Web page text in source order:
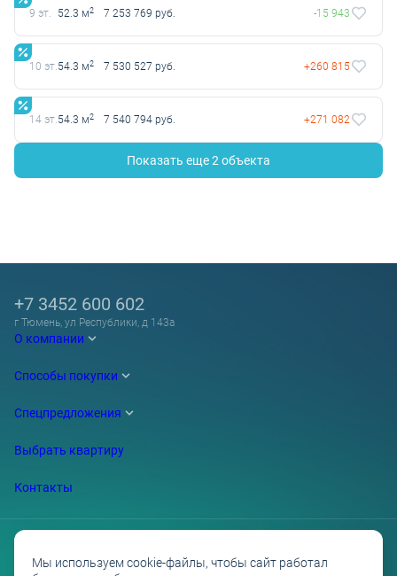
9 эт. 52.3 м2 7 253 769 руб. -15 943
10 эт.54.3 м2 7 530 527 руб. +260 815
14 эт.54.3 м2 7 540 794 руб. +271 082
Показать еще 2 объектa
О компании
Способы покупки
Спецпредложения
Выбрать квартиру
Контакты
+7 3452 600 602
г Тюмень, ул Республики, д 143а
Мы используем cookie-файлы, чтобы сайт работал